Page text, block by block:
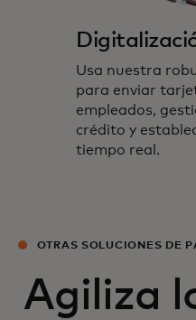
Usa nuestra
para enviar
empleados,
crédito y
tiempo real.
OTRAS SOLUCIONES DE
Agiliza